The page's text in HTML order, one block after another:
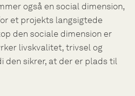
også en social dimension,
et projekts langsigtede
den sociale dimension er
livskvalitet, trivsel og
den sikrer, at der er plads til